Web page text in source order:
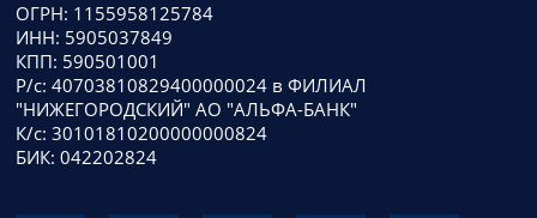
ОГРН: 1155958125784
ИНН: 5905037849
КПП: 590501001
Р/с: 40703810829400000024 в ФИЛИАЛ
"НИЖЕГОРОДСКИЙ" АО "АЛЬФА-БАНК"
К/с: 30101810200000000824
БИК: 042202824